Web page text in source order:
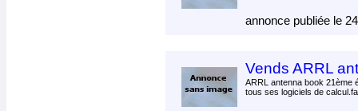
annonce publiée le
Vends ARRL
ARRL antenna book 21ème
tous ses logiciels de